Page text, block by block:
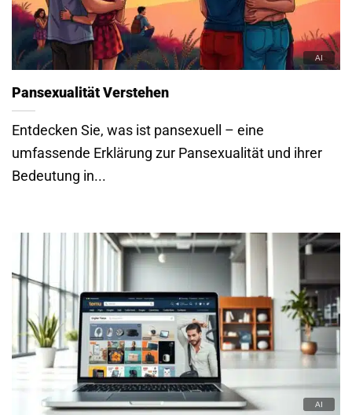
Pansexualität Verstehen
Entdecken Sie, was ist pansexuell – eine
umfassende Erklärung zur Pansexualität und ihrer
Bedeutung in...